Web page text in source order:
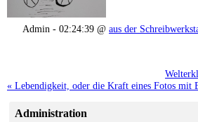
Admin - 02:24:39 @ aus der
« Lebendigkeit, oder die Kraft eines Fotos mit
Administration